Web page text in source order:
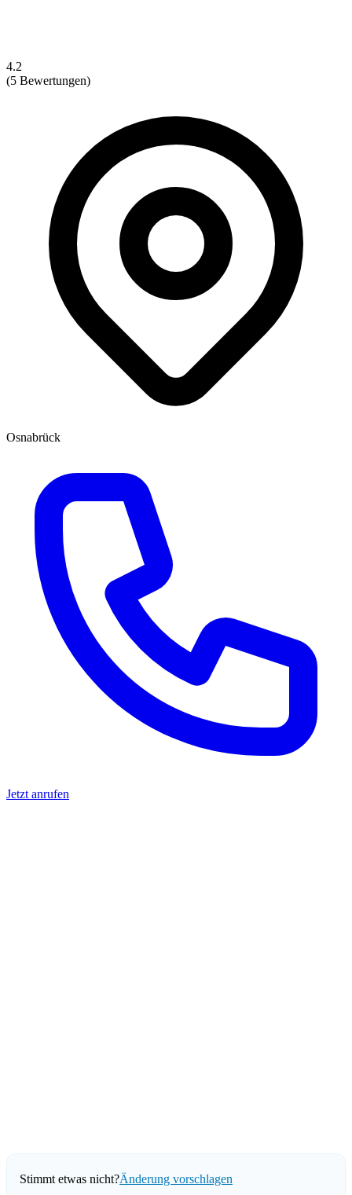
4.2
(5 Bewertungen)
Osnabrück
Jetzt anrufen
Stimmt etwas nicht?Änderung vorschlagen